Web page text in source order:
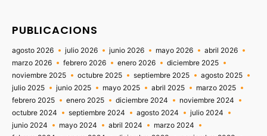
PUBLICACIONS
agosto 2026 julio 2026 junio 2026 mayo 2026
abril 2026
marzo 2026
febrero 2026 enero 2026
diciembre 2025
noviembre 2025
octubre 2025 septiembre 2025
agosto 2025
julio 2025
junio 2025 mayo 2025 abril 2025
marzo 2025
febrero 2025
enero 2025 diciembre 2024
noviembre 2024
octubre 2024
septiembre 2024 agosto 2024
julio 2024
junio 2024
mayo 2024 abril 2024
marzo 2024